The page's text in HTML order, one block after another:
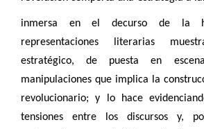
inmersa en el decurso de la
representaciones literarias
estratégico, de puesta en
manipulaciones que implica la
revolucionario; y lo hace
tensiones entre los discursos y,